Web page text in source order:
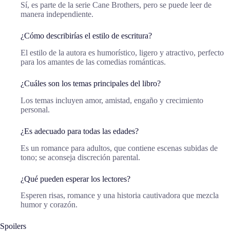
Sí, es parte de la serie Cane Brothers, pero se puede leer de
manera independiente.
¿Cómo describirías el estilo de escritura?
El estilo de la autora es humorístico, ligero y atractivo, perfecto
para los amantes de las comedias románticas.
¿Cuáles son los temas principales del libro?
Los temas incluyen amor, amistad, engaño y crecimiento
personal.
¿Es adecuado para todas las edades?
Es un romance para adultos, que contiene escenas subidas de
tono; se aconseja discreción parental.
¿Qué pueden esperar los lectores?
Esperen risas, romance y una historia cautivadora que mezcla
humor y corazón.
Spoilers